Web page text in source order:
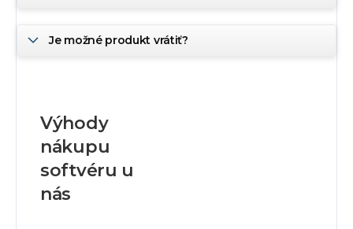
Je možné produkt vrátiť?
Výhody
nákupu
softvéru u
nás